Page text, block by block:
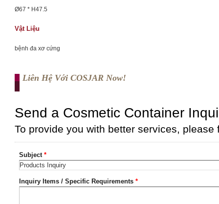
Ø67 * H47.5
Vật Liệu
bệnh đa xơ cứng
Liên Hệ Với COSJAR Now!